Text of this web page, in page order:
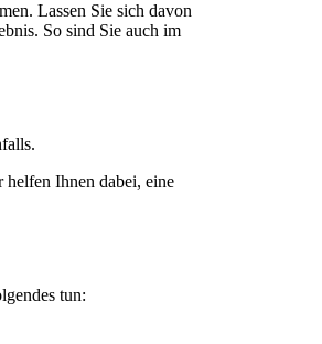
Lassen Sie sich davon
So sind Sie auch im
helfen Ihnen dabei, eine
tun: